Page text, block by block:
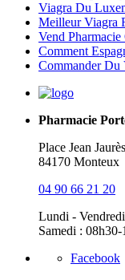
Viagra Du
Meilleur Viagra
Vend
Comment
Commander Du
Pharmacie
Place Jean Jaurès
84170 Monteux
04 90 66 21 20
Lundi -
Samedi :
Facebook